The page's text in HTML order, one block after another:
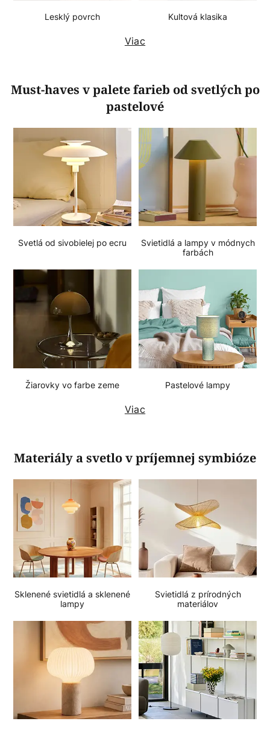
Lesklý povrch Kultová klasika
Viac
Must-haves v palete farieb od svetlých po
pastelové
Svetlá od sivobielej po ecru
Svietidlá a lampy v módnych
farbách
Žiarovky vo farbe zeme Pastelové lampy
Viac
Materiály a svetlo v príjemnej symbióze
Sklenené svietidlá a sklenené
lampy
Svietidlá z prírodných
materiálov